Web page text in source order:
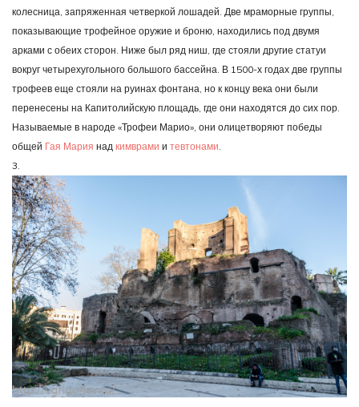
колесница, запряженная четверкой лошадей. Две мраморные группы,
показывающие трофейное оружие и броню, находились под двумя
арками с обеих сторон. Ниже был ряд ниш, где стояли другие статуи
вокруг четырехугольного большого бассейна. В 1500-х годах две группы
трофеев еще стояли на руинах фонтана, но к концу века они были
перенесены на Капитолийскую площадь, где они находятся до сих пор.
Называемые в народе «Трофеи Марио», они олицетворяют победы
общей Гая Мария над кимврами и тевтонами.
3.